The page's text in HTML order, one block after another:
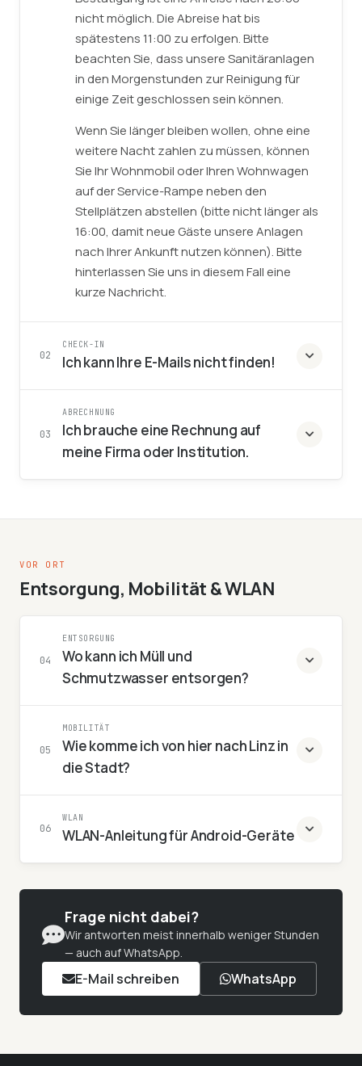
nicht möglich. Die Abreise hat bis
spätestens 11:00 zu erfolgen. Bitte
beachten Sie, dass unsere Sanitäranlagen
in den Morgenstunden zur Reinigung für
einige Zeit geschlossen sein können.
Wenn Sie länger bleiben wollen, ohne eine
weitere Nacht zahlen zu müssen, können
Sie Ihr Wohnmobil oder Ihren Wohnwagen
auf der Service-Rampe neben den
Stellplätzen abstellen (bitte nicht länger als
16:00, damit neue Gäste unsere Anlagen
nach Ihrer Ankunft nutzen können). Bitte
hinterlassen Sie uns in diesem Fall eine
kurze Nachricht.
02
CHECK-IN
Ich kann Ihre E-Mails nicht finden!
03
ABRECHNUNG
Ich brauche eine Rechnung auf
meine Firma oder Institution.
VOR ORT
Entsorgung, Mobilität & WLAN
04
ENTSORGUNG
Wo kann ich Müll und
Schmutzwasser entsorgen?
05
MOBILITÄT
Wie komme ich von hier nach Linz in
die Stadt?
06
WLAN
WLAN-Anleitung für Android-Geräte
Frage nicht dabei?
Wir antworten meist innerhalb weniger Stunden
— auch auf WhatsApp.
E-Mail schreiben WhatsApp